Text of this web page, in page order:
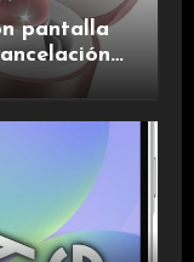
pantalla
larga